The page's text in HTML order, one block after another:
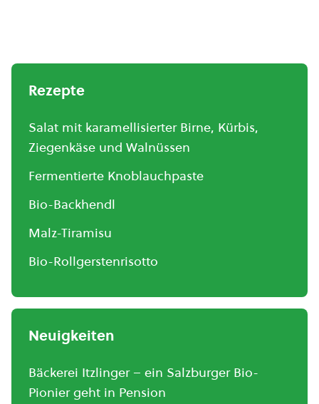
Rezepte
Salat mit karamellisierter Birne, Kürbis,
Ziegenkäse und Walnüssen
Fermentierte Knoblauchpaste
Bio-Backhendl
Malz-Tiramisu
Bio-Rollgerstenrisotto
Neuigkeiten
Bäckerei Itzlinger – ein Salzburger Bio-
Pionier geht in Pension